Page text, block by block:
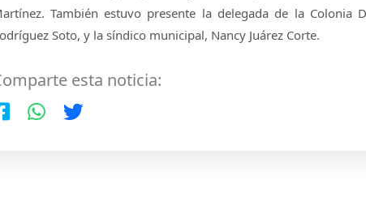
También estuvo presente la delegada de la Colonia
Soto, y la síndico municipal, Nancy Juárez Corte.
esta noticia: